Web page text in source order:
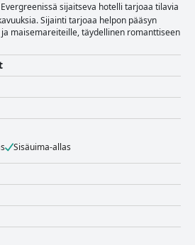
Evergreenissä sijaitseva hotelli tarjoaa tilavia
Sijainti tarjoaa helpon pääsyn
maisemareiteille, täydellinen romanttiseen
Sisäuima-allas